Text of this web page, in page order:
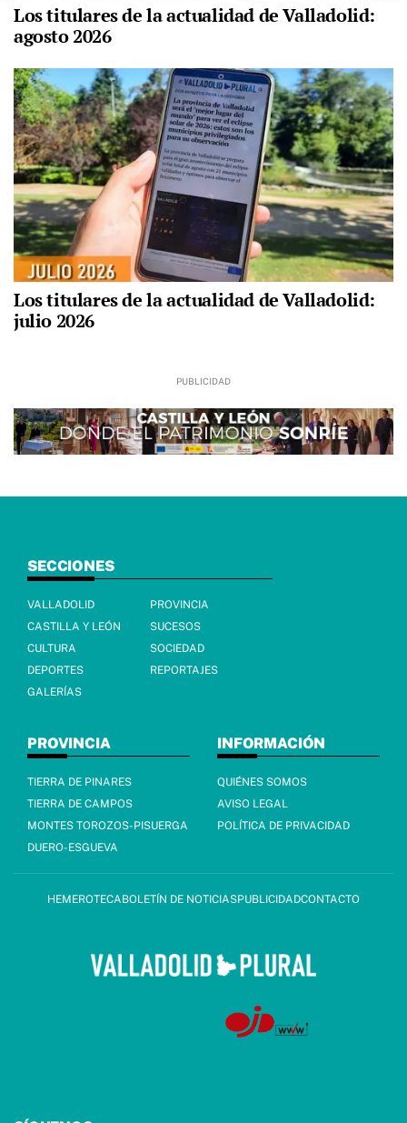
Los titulares de la actualidad de Valladolid:
agosto 2026
Los titulares de la actualidad de Valladolid:
julio 2026
SECCIONES
VALLADOLID
PROVINCIA
CASTILLA Y LEÓN
SUCESOS
CULTURA
SOCIEDAD
DEPORTES
REPORTAJES
GALERÍAS
PROVINCIA
TIERRA DE PINARES
TIERRA DE CAMPOS
MONTES TOROZOS-PISUERGA
DUERO-ESGUEVA
INFORMACIÓN
QUIÉNES SOMOS
AVISO LEGAL
POLÍTICA DE PRIVACIDAD
HEMEROTECABOLETÍN DE NOTICIASPUBLICIDADCONTACTO